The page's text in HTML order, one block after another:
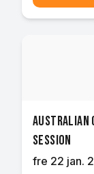
Australian
Session
fre 22 jan.